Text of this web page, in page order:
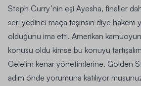
Steph Curry’nin eşi Ayesha, finaller
seri yedinci maça taşınsın diye hakem
olduğunu ima etti. Amerikan
konusu oldu kimse bu konuyu
Gelelim kenar yönetimlerine. Golden
adım önde yorumuna katılıyor